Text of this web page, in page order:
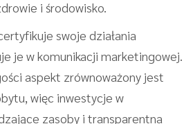
i środowisko.
swoje działania
je w komunikacji marketingowej.
aspekt zrównoważony jest
więc inwestycje w
zasoby i transparentna